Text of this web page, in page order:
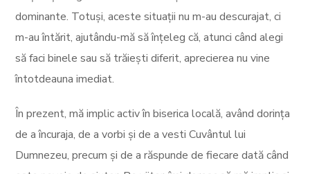
dominante. Totuși, aceste situații nu m-au descurajat, ci
m-au întărit, ajutându-mă să înțeleg că, atunci când alegi
să faci binele sau să trăiești diferit, aprecierea nu vine
întotdeauna imediat.
În prezent, mă implic activ în biserica locală, având dorința
de a încuraja, de a vorbi și de a vesti Cuvântul lui
Dumnezeu, precum și de a răspunde de fiecare dată când